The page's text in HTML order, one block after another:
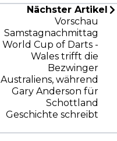
Nächster Artikel
Vorschau
Samstagnachmittag
World Cup of Darts -
Wales trifft die
Bezwinger
Australiens, während
Gary Anderson für
Schottland
Geschichte schreibt